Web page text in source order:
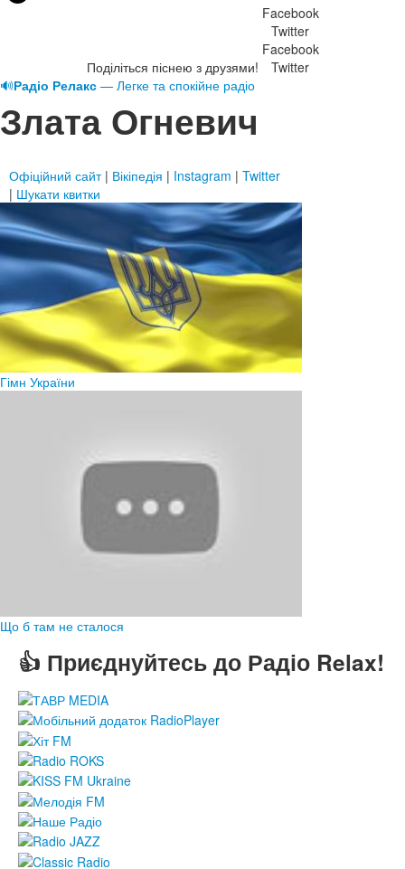
Поділіться піснею з друзями!
Facebook
Twitter
Facebook
Twitter
🔊Радіо Релакс — Легке та спокійне радіо
Злата Огневич
Офіційний сайт| Вікіпедія | Instagram | Twitter
| Шукати квитки
Гімн України
Що б там не сталося
👍 Приєднуйтесь до Радіо Relax!